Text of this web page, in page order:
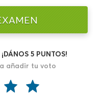
5 PUNTOS!
añadir tu voto